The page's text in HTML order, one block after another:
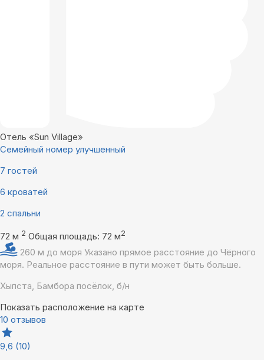
Отель «Sun Village»
Семейный номер улучшенный
7 гостей
6 кроватей
2 спальни
72 м 2 Общая площадь: 72 м2
260 м до моря Указано прямое расстояние до Чёрного
моря. Реальное расстояние в пути может быть больше.
Хыпста, Бамбора посёлок, б/н
Показать расположение на карте
10 отзывов
9,6 (10)